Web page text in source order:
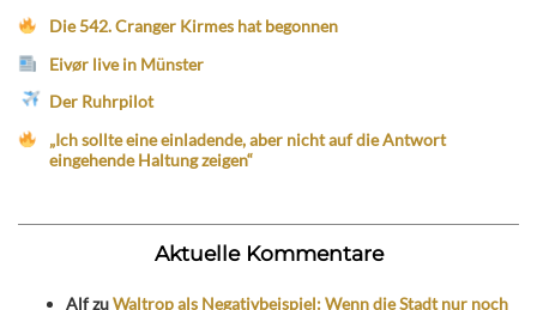
Die 542. Cranger Kirmes hat begonnen
Eivør live in Münster
Der Ruhrpilot
„Ich sollte eine einladende, aber nicht auf die Antwort
eingehende Haltung zeigen“
Aktuelle Kommentare
AlfzuWaltrop als Negativbeispiel: Wenn die Stadt nur noch